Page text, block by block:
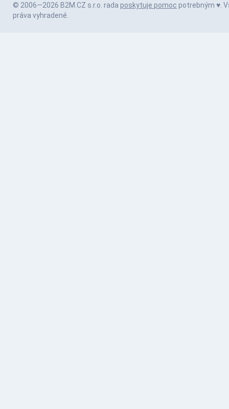
© 2006—2026 B2M.CZ s.r.o. rada poskytuje pomoc potrebným ♥️.
práva vyhradené.